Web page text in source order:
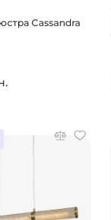
Cassandra